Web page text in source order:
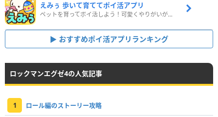
えみぅ 歩いて育ててポイ活アプリ
ペットを育ってポイ活しよう！可愛くやりがいがある新感覚アプリ
おすすめポイ活アプリランキング
ロックマンエグゼ4の人気記事
1 ロール編のストーリー攻略